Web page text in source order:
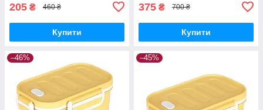
205 ₴ 460 ₴
Купити
375 ₴ 700 ₴
Купити
–46% –45%